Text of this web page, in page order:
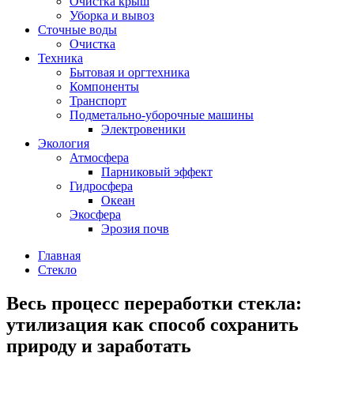
Уборка и вывоз
Сточные воды
Очистка
Техника
Бытовая и оргтехника
Компоненты
Транспорт
Подметально-уборочные машины
Электровеники
Экология
Атмосфера
Парниковый эффект
Гидросфера
Океан
Экосфера
Эрозия почв
Главная
Стекло
Весь процесс переработки стекла:
утилизация как способ сохранить
природу и заработать